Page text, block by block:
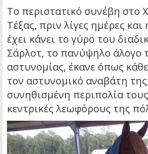
Το περιστατικό συνέβη στο
Τέξας, πριν λίγες ημέρες
έχει κάνει το γύρο του
Σάρλοτ, το πανύψηλο άλογο
αστυνομίας, έκανε όπως
τον αστυνομικό αναβάτη
συνηθισμένη περιπολία
κεντρικές λεωφόρους της